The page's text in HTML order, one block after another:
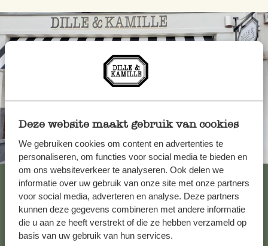
Deze website maakt gebruik van cookies
We gebruiken cookies om content en advertenties te
personaliseren, om functies voor social media te bieden en
om ons websiteverkeer te analyseren. Ook delen we
informatie over uw gebruik van onze site met onze partners
voor social media, adverteren en analyse. Deze partners
kunnen deze gegevens combineren met andere informatie
die u aan ze heeft verstrekt of die ze hebben verzameld op
basis van uw gebruik van hun services.
Altijd in de buurt
Bekijk alle 62 winkels
Klantenservice